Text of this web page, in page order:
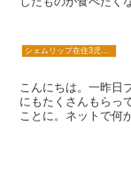
こんにちは。一昨日
にもたくさんもらっ
ことに。ネットで何